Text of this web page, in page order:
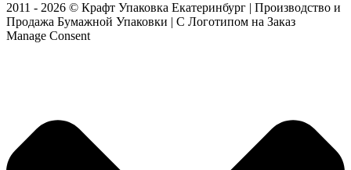
2011 - 2026 © Крафт Упаковка Екатеринбург | Производство и
Продажа Бумажной Упаковки | С Логотипом на Заказ
Manage Consent